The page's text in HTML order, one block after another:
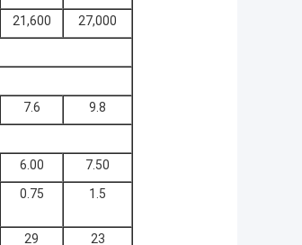
21,600
27,000
7.6
9.8
6.00
7.50
0.75 1.5
29
23